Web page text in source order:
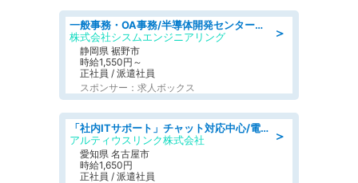
＞
一般事務・OA事務/半導体開発センター内で事務&軽作業スタッフ、募集
株式会社シスムエンジニアリング
静岡県 裾野市
時給1,550円～
正社員 / 派遣社員
スポンサー：求人ボックス
＞
「社内ITサポート」チャット対応中心/電話少なめ/土日祝休/名古屋市港区
アルティウスリンク株式会社
愛知県 名古屋市
時給1,650円
正社員 / 派遣社員